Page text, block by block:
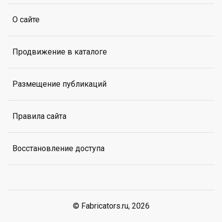
О сайте
Продвижение в каталоге
Размещение публикаций
Правила сайта
Восстановление доступа
© Fabricators.ru, 2026